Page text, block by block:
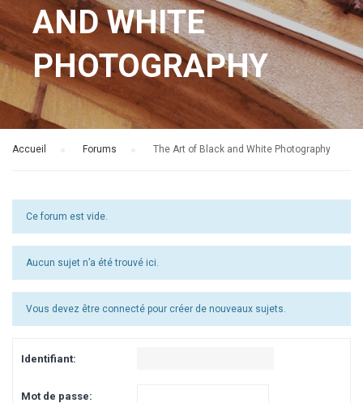
AND WHITE
PHOTOGRAPHY
Accueil Forums The Art of Black and White Photography
Ce forum est vide.
Aucun sujet n’a été trouvé ici.
Vous devez être connecté pour créer de nouveaux sujets.
Identifiant:
Mot de passe: